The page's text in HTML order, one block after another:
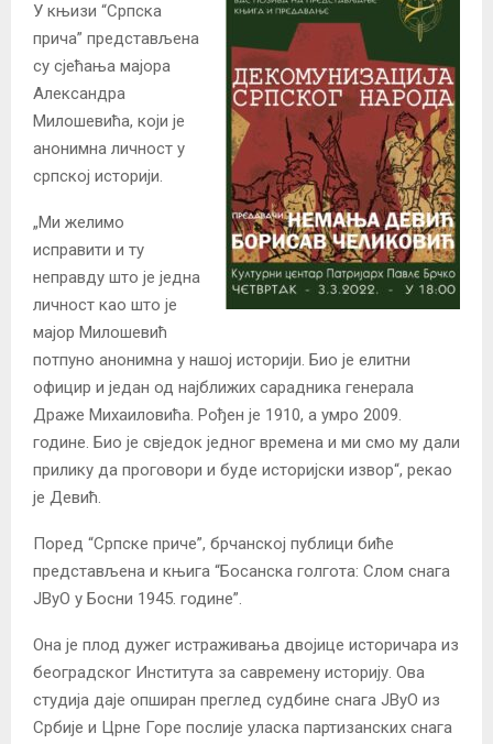
У књизи “Српска
прича” представљена
су сјећања мајора
Александра
Милошевића, који је
анонимна личност у
српској историји.
„Ми желимо
исправити и ту
неправду што је једна
личност као што је
мајор Милошевић
потпуно анонимна у нашој историји. Био је елитни
официр и један од најближих сарадника генерала
Драже Михаиловића. Рођен је 1910, а умро 2009.
године. Био је свједок једног времена и ми смо му дали
прилику да проговори и буде историјски извор“, рекао
је Девић.
Поред “Српске приче”, брчанској публици биће
представљена и књига “Босанска голгота: Слом снага
ЈВуО у Босни 1945. године”.
Она је плод дужег истраживања двојице историчара из
београдског Института за савремену историју. Ова
студија даје опширан преглед судбине снага ЈВуО из
Србије и Црне Горе послије уласка партизанских снага